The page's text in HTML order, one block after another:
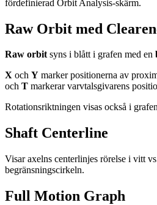
fördefinierad Orbit Analysis-skärm.
Raw Orbit med
Raw orbitsyns i blått i grafen med en
X och Y marker positionerna av
och T markerar varvtalsgivarens
Rotationsriktningen visas också i
Shaft Centerline
Visar axelns centerlinjes rörelse i vitt
begränsningscirkeln.
Full Motion Graph